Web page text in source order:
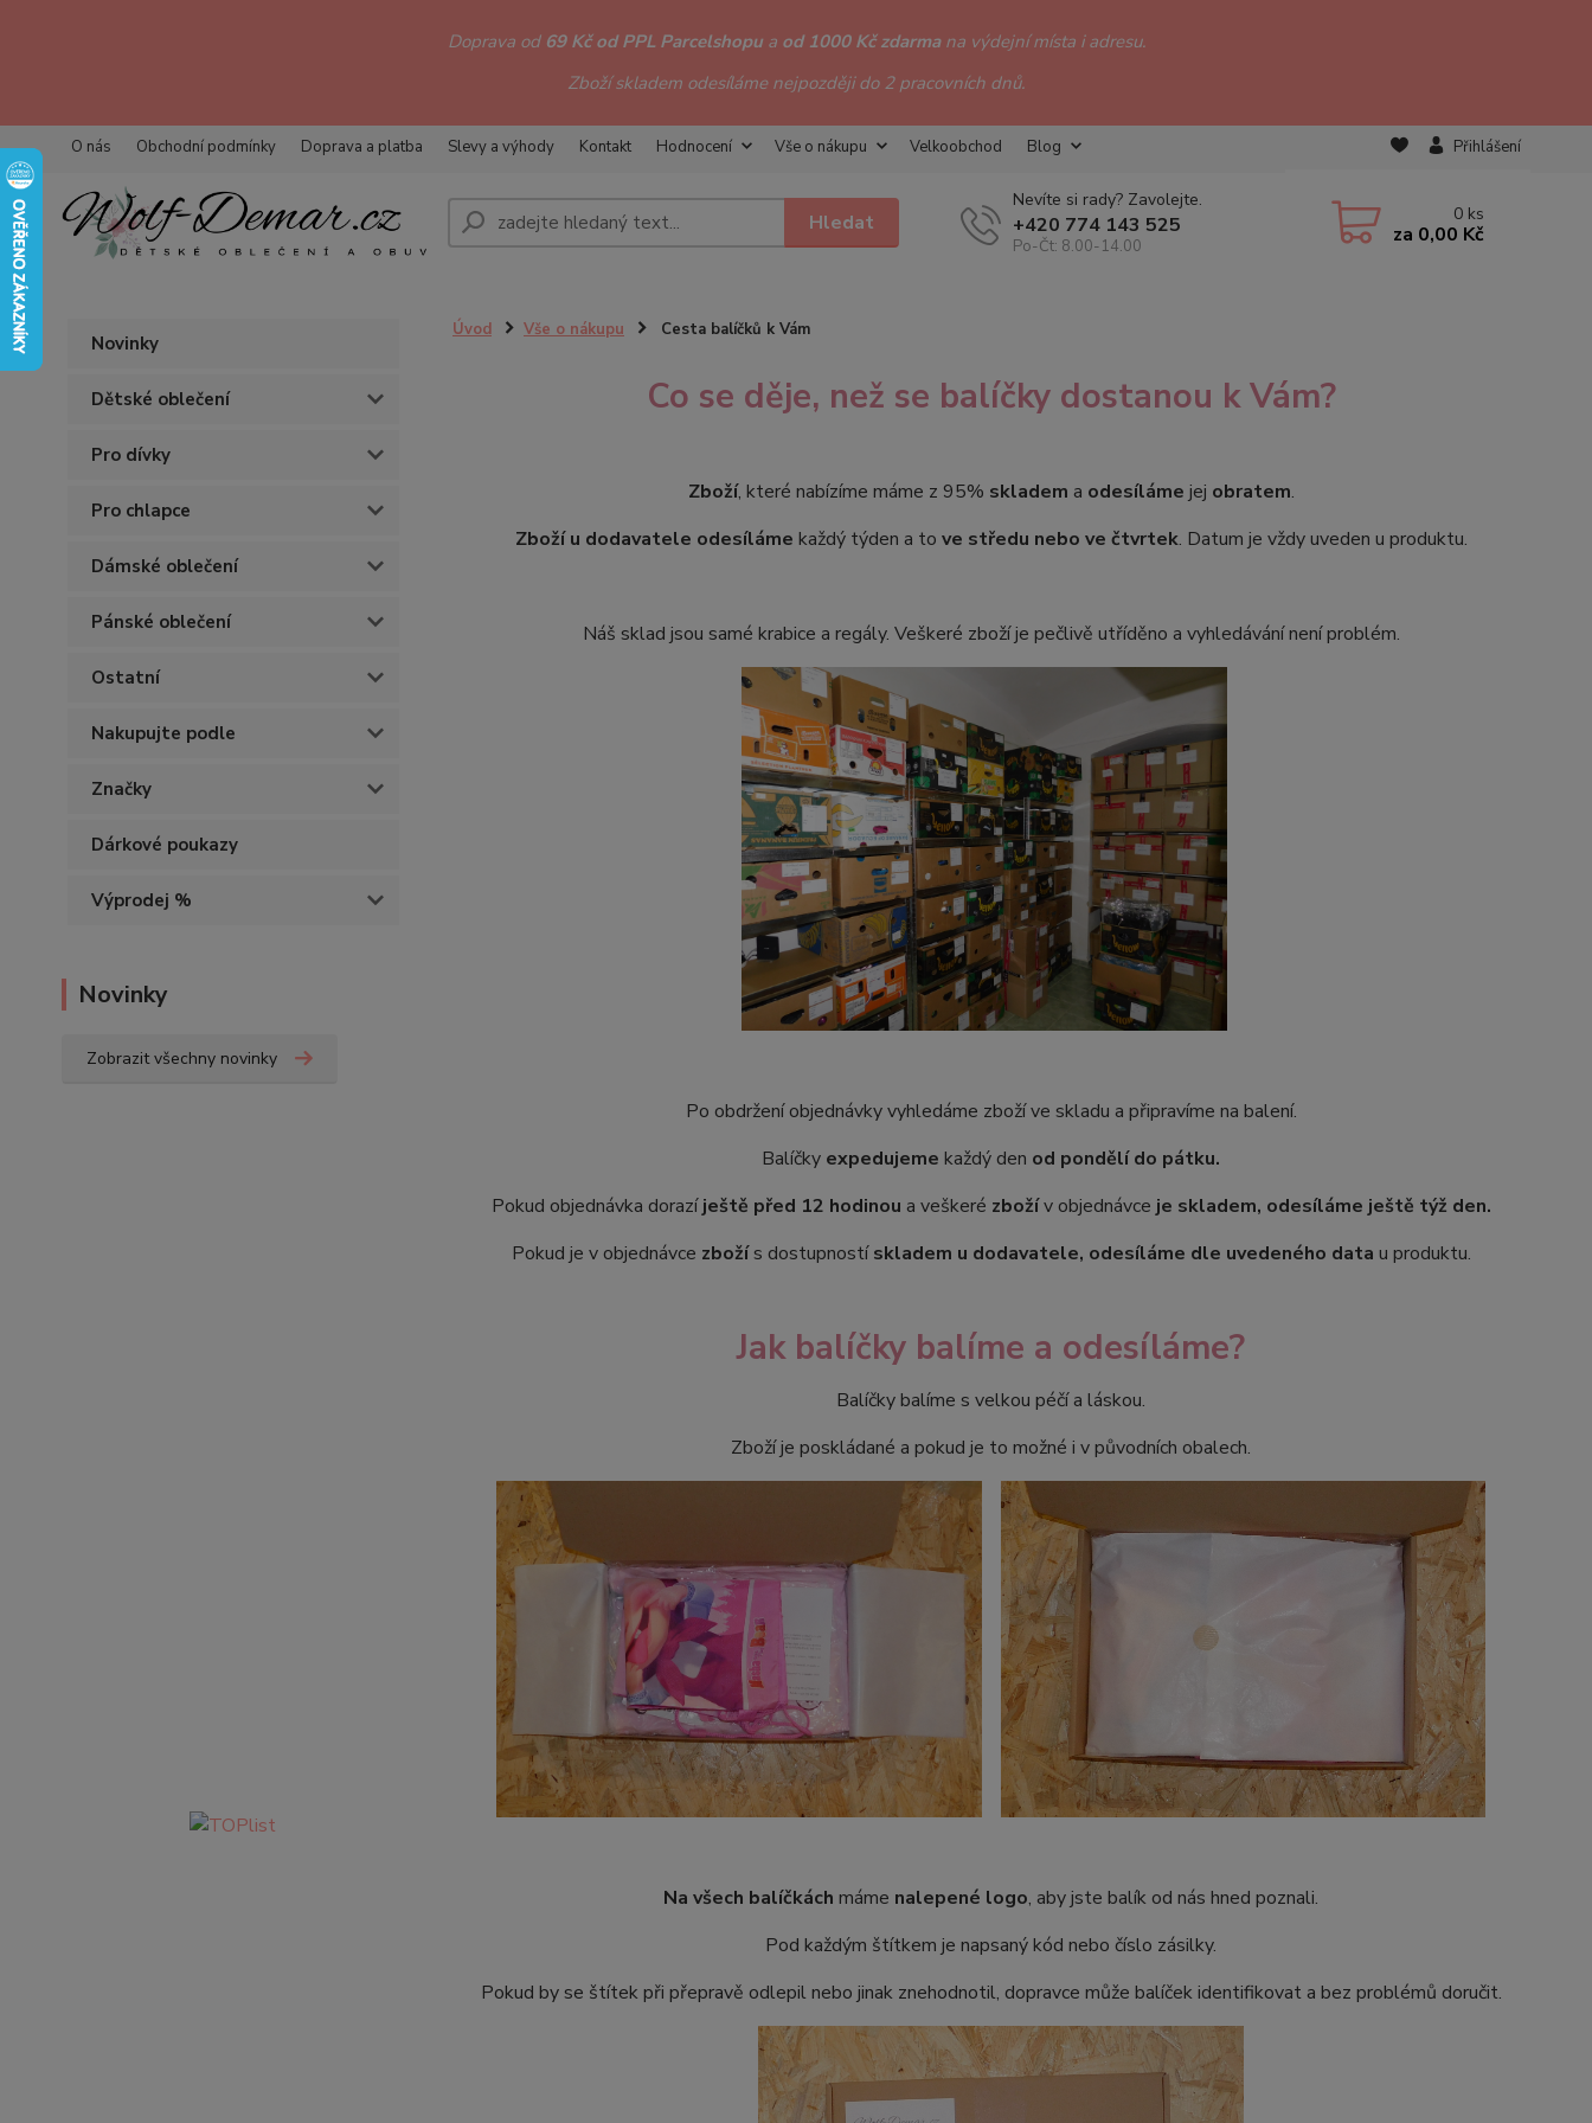
Doprava od 69 Kč od PPL Parcelshopua od 1000 Kč zdarma na výdejní místa i adresu.
Zboží skladem odesíláme nejpozději do 2 pracovních dnů.
O nás Obchodní podmínky Doprava a platba Slevy a výhody Kontakt Hodnocení Vše o nákupu Velkoobchod Blog Přihlášení
Hledat
Nevíte si rady? Zavolejte.
+420 774 143 525
Po-Čt: 8.00-14.00
0 ks
za 0,00 Kč
Novinky
Dětské oblečení
Pro dívky
Pro chlapce
Dámské oblečení
Pánské oblečení
Ostatní
Nakupujte podle
Značky
Dárkové poukazy
Výprodej %
Novinky
Zobrazit všechny novinky
Úvod Vše o nákupu Cesta balíčků k Vám
Co se děje, než se balíčky dostanou k Vám?
Zboží, které nabízíme máme z 95% skladem a odesíláme jej obratem.
Zbožíu dodavatele odesíláme každý týden a to ve středu nebo ve čtvrtek. Datum je vždy uveden u produktu.
Náš sklad jsou samé krabice a regály. Veškeré zboží je pečlivě utříděno a vyhledávání není problém.
Po obdržení objednávky vyhledáme zboží ve skladu a připravíme na balení.
Balíčky expedujeme každý den od pondělí do pátku.
Pokud objednávka dorazíještě před 12 hodinou a veškeré zbožív objednávce je skladem, odesíláme ještě týž den.
Pokud je v objednávce zbožís dostupnostískladem u dodavatele, odesíláme dle uvedeného data u produktu.
Jak balíčky balíme a odesíláme?
Balíčky balíme s velkou péčí a láskou.
Zboží je poskládané a pokud je to možné i v původních obalech.
Na všech balíčkách máme nalepené logo, aby jste balík od nás hned poznali.
Pod každým štítkem je napsaný kód nebo číslo zásilky.
Pokud by se štítek při přepravě odlepil nebo jinak znehodnotil, dopravce může balíček identifikovat a bez problémů doručit.